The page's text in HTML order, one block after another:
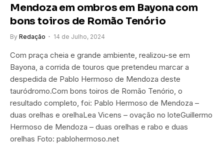
Mendoza em ombros em Bayona com
bons toiros de Romão Tenório
By Redação 14 de Julho, 2024
Com praça cheia e grande ambiente, realizou-se em
Bayona, a corrida de touros que pretendeu marcar a
despedida de Pablo Hermoso de Mendoza deste
tauródromo.Com bons toiros de Romão Tenório, o
resultado completo, foi: Pablo Hermoso de Mendoza –
duas orelhas e orelhaLea Vicens – ovação no loteGuillermo
Hermoso de Mendoza – duas orelhas e rabo e duas
orelhas Foto: pablohermoso.net